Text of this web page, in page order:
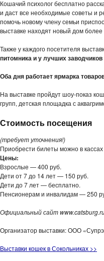
Кошачий психолог бесплатно
и даст все необходимые советы и
помочь новому члену семьи
выставке находят новый дом более
Также у каждого посетителя
питомника и у лучших
Оба дня работает ярмарка
На выставке пройдут шоу-показ
групп, детская площадка с
Стоимость посещения
(требует уточнения!)
Приобрести билеты можно в
Цены:
Взрослые — 400 руб.
Дети от 7 до 14 лет — 150 руб.
Дети до 7 лет — бесплатно.
Пенсионерам и инвалидам — 250
Официальный сайт
Организатор выставки: ООО
Выставки кошек в Сокольниках >>